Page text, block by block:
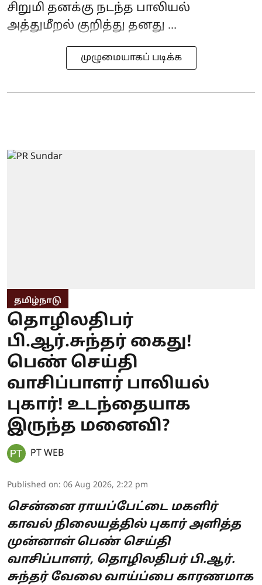
சிறுமி தனக்கு நடந்த பாலியல்
அத்துமீறல் குறித்து தனது ...
முழுமையாகப் படிக்க
தமிழ்நாடு
தொழிலதிபர்
பி.ஆர்.சுந்தர் கைது!
பெண் செய்தி
வாசிப்பாளர் பாலியல்
புகார்! உடந்தையாக
இருந்த மனைவி?
PT WEB
Published on: 06 Aug 2026, 2:22 pm
சென்னை ராயப்பேட்டை மகளிர்
காவல் நிலையத்தில் புகார் அளித்த
முன்னாள் பெண் செய்தி
வாசிப்பாளர், தொழிலதிபர் பி.ஆர்.
சுந்தர் வேலை வாய்ப்பை காரணமாக